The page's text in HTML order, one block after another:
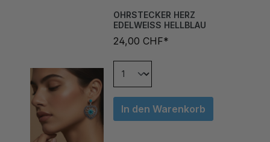
EDELWEISS HELLBLAU
24,00 CHF*
In den Warenkorb